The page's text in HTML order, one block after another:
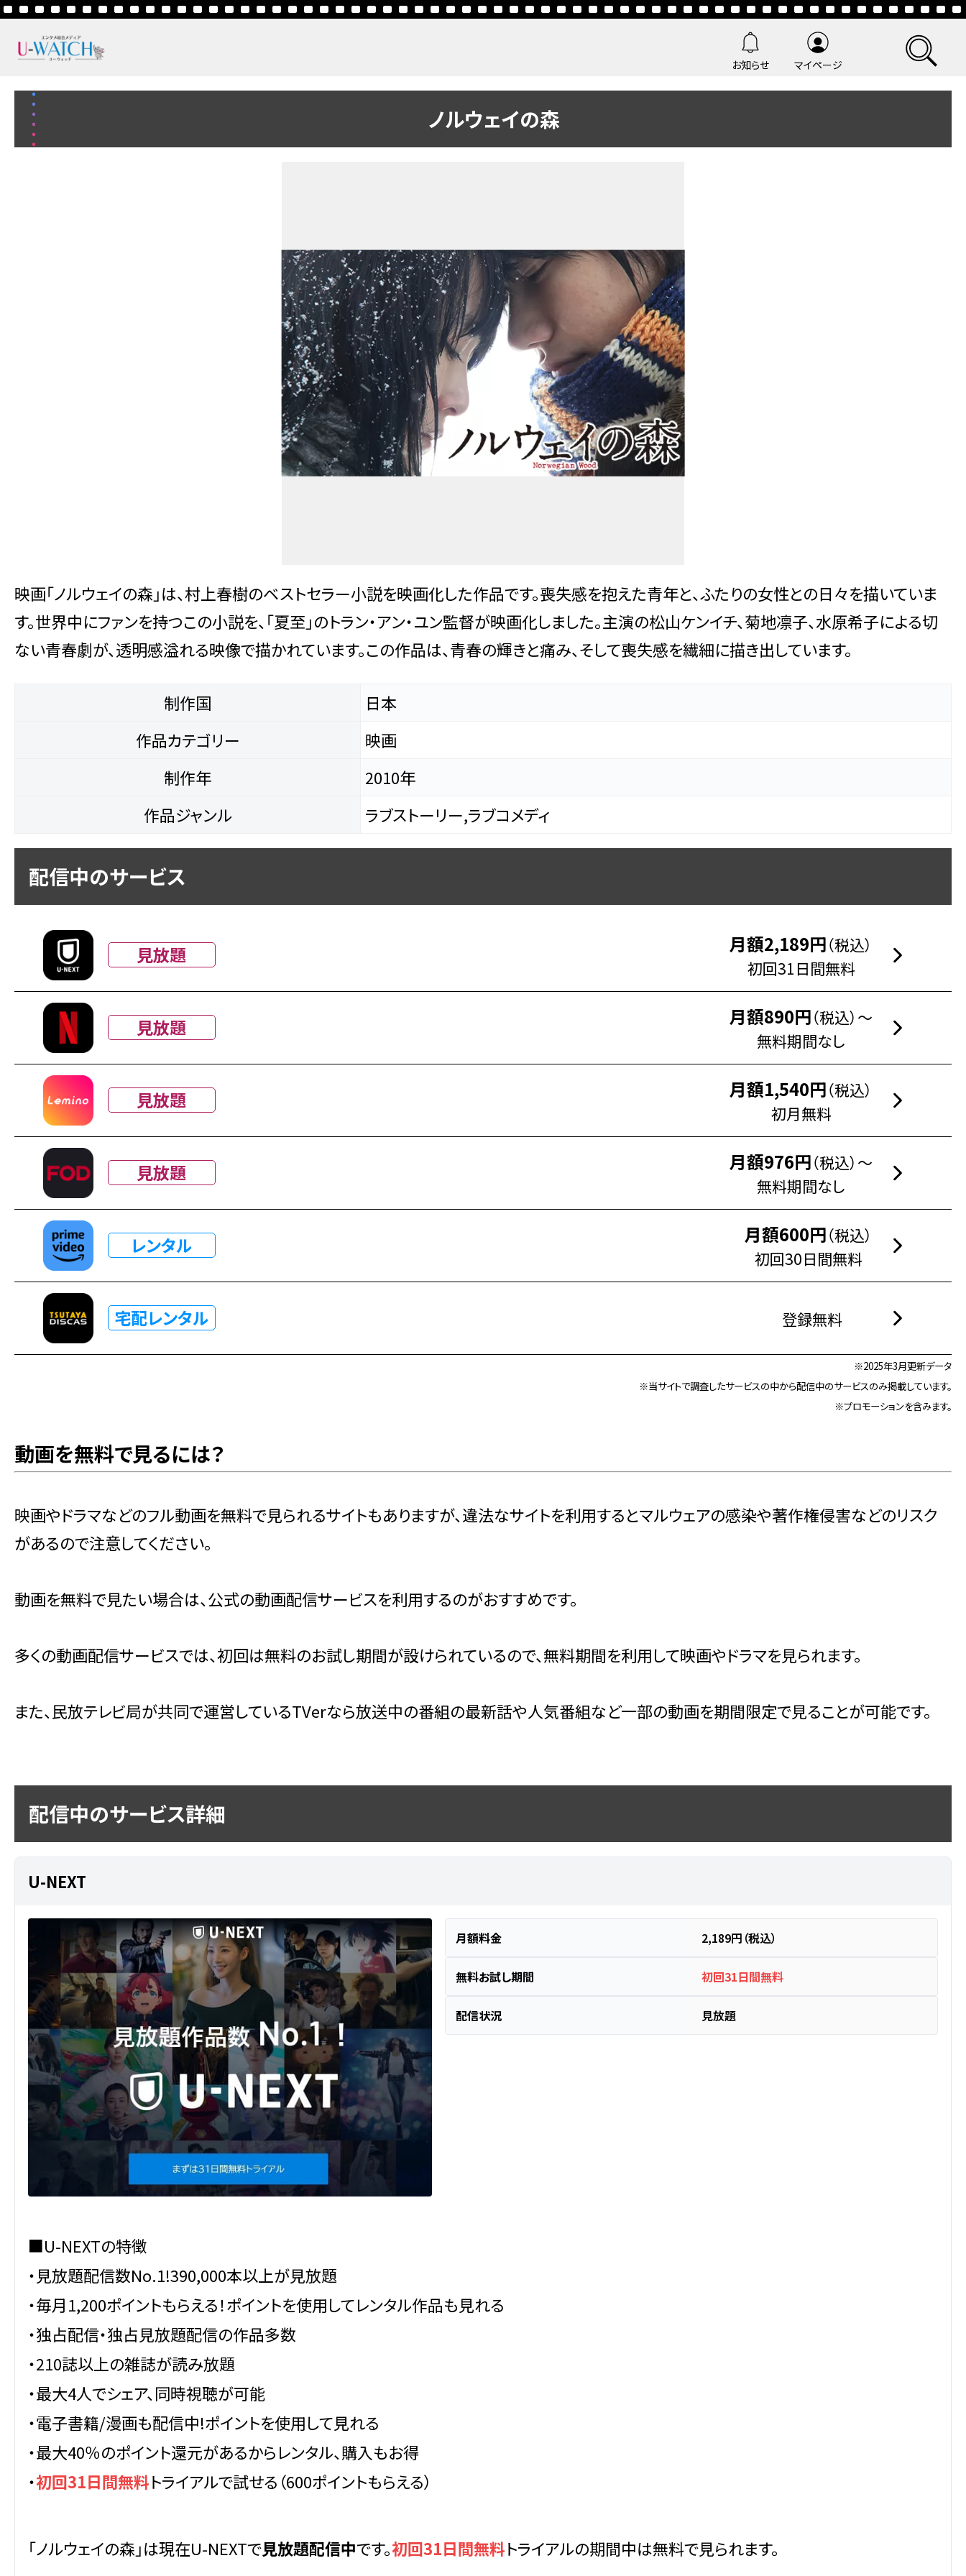
お知らせ マイページ
ノルウェイの森
映画「ノルウェイの森」は、村上春樹のベストセラー小説を映画化した作品です。喪失感を抱えた青年と、ふたりの女性との日々を描いていま
す。世界中にファンを持つこの小説を、「夏至」のトラン・アン・ユン監督が映画化しました。主演の松山ケンイチ、菊地凛子、水原希子による切
ない青春劇が、透明感溢れる映像で描かれています。この作品は、青春の輝きと痛み、そして喪失感を繊細に描き出しています。
制作国
日本
作品カテゴリー
映画
制作年
2010年
作品ジャンル
ラブストーリー,ラブコメディ
配信中のサービス
見放題 月額2,189円（税込）
初回31日間無料
見放題 月額890円（税込）～
無料期間なし
見放題 月額1,540円（税込）
初月無料
見放題 月額976円（税込）～
無料期間なし
レンタル 月額600円（税込）
初回30日間無料
宅配レンタル 登録無料
※2025年3月更新データ
※当サイトで調査したサービスの中から配信中のサービスのみ掲載しています。
※プロモーションを含みます。
動画を無料で見るには？
映画やドラマなどのフル動画を無料で見られるサイトもありますが、違法なサイトを利用するとマルウェアの感染や著作権侵害などのリスク
があるので注意してください。
動画を無料で見たい場合は、公式の動画配信サービスを利用するのがおすすめです。
多くの動画配信サービスでは、初回は無料のお試し期間が設けられているので、無料期間を利用して映画やドラマを見られます。
また、民放テレビ局が共同で運営しているTVerなら放送中の番組の最新話や人気番組など一部の動画を期間限定で見ることが可能です。
配信中のサービス詳細
U-NEXT
月額料金 2,189円（税込）
無料お試し期間 初回31日間無料
配信状況 見放題
■U-NEXTの特徴
・見放題配信数No.1!390,000本以上が見放題
・毎月1,200ポイントもらえる！ポイントを使用してレンタル作品も見れる
・独占配信・独占見放題配信の作品多数
・210誌以上の雑誌が読み放題
・最大4人でシェア、同時視聴が可能
・電子書籍/漫画も配信中!ポイントを使用して見れる
・最大40％のポイント還元があるからレンタル、購入もお得
・初回31日間無料トライアルで試せる（600ポイントもらえる）
「ノルウェイの森」は現在U-NEXTで見放題配信中です。初回31日間無料トライアルの期間中は無料で見られます。